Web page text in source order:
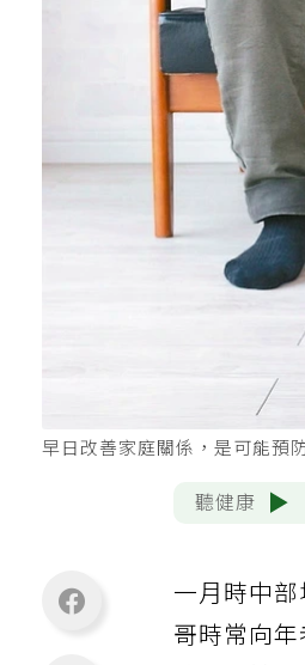
早日改善家庭關係，是可能預
聽健康
一月時中
哥時常向